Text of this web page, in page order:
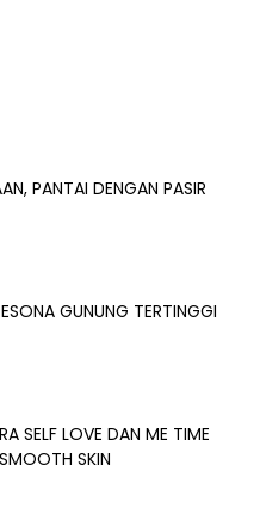
PANTAI DENGAN PASIR
GUNUNG TERTINGGI
SELF LOVE DAN ME TIME
SKIN